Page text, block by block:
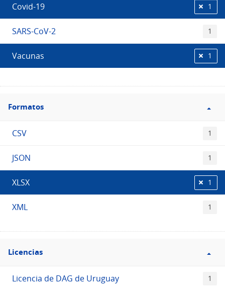
Covid-19 1
SARS-CoV-2 1
Vacunas 1
Filtro
Formatos
Formatos
CSV 1
JSON 1
XLSX 1
XML 1
Filtro
Licencias
Licencias
Licencia de DAG de Uruguay 1